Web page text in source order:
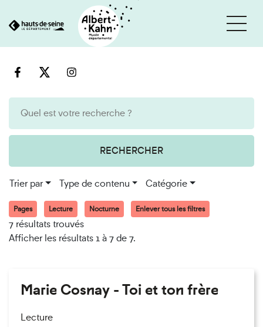
au
RECHERCHER
Trier par Type de contenu Catégorie
Pages Lecture Nocturne Enlever tous les filtres
7 résultats trouvés
Afficher les résultats 1 à 7 de 7.
Marie Cosnay - Toi et ton frère
Lecture
Cookies et traceurs utilisés sur ce site